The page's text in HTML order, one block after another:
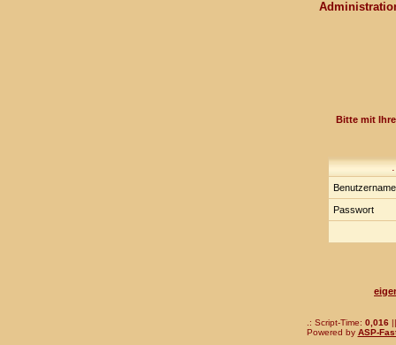
Bitte mit
Passwort
.: Script-Time: 0,016||
Powered by ASP-